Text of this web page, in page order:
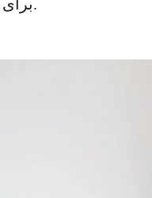
برای شرایط فعلی.